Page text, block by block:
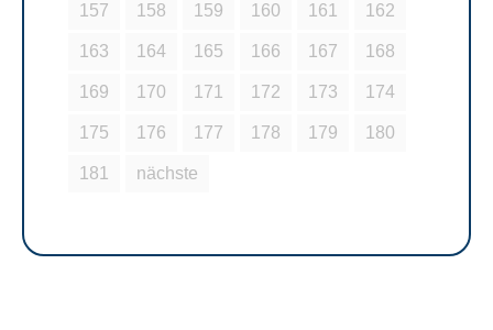
157 158 159 160 161 162
163 164 165 166 167 168
169 170 171 172 173 174
175 176 177 178 179 180
181 nächste